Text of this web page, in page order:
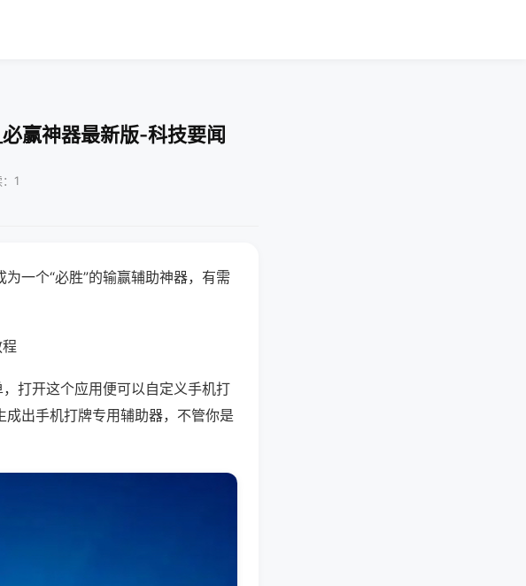
赢神器最新版-科技要闻
1
一个“必胜”的输赢辅助神器，有需
打开这个应用便可以自定义手机打
出手机打牌专用辅助器，不管你是